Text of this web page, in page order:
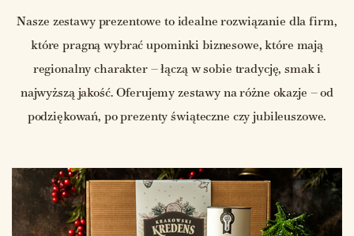
Nasze zestawy prezentowe to idealne rozwiązanie dla firm,
które pragną wybrać upominki biznesowe, które mają
regionalny charakter – łączą w sobie tradycję, smak i
najwyższą jakość. Oferujemy zestawy na różne okazje – od
podziękowań, po prezenty świąteczne czy jubileuszowe.